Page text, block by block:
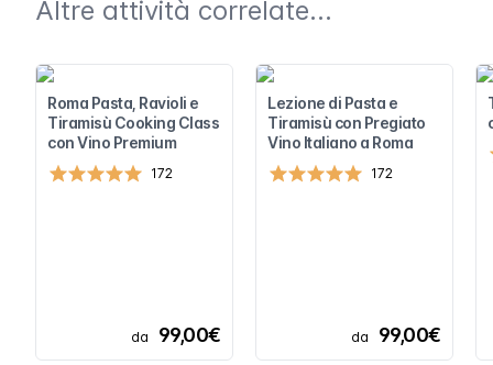
Altre attività correlate...
Roma Pasta, Ravioli e
Tiramisù Cooking Class
con Vino Premium
172
da 99,00€
Lezione di Pasta e
Tiramisù con Pregiato
Vino Italiano a Roma
172
da 99,00€